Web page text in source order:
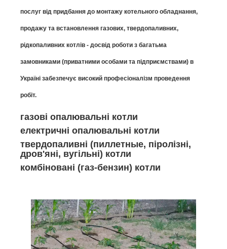
послуг від придбання до монтажу котельного обладнання,
продажу та встановлення газових, твердопаливних,
рідкопаливних котлів - досвід роботи з багатьма
замовниками (приватними особами та підприємствами) в
Україні забезпечує високий професіоналізм проведення
робіт.
газові опалювальні котли
електричні опалювальні котли
твердопаливні (пиллетные, піролізні,
дров'яні, вугільні) котли
комбіновані (газ-бензин) котли